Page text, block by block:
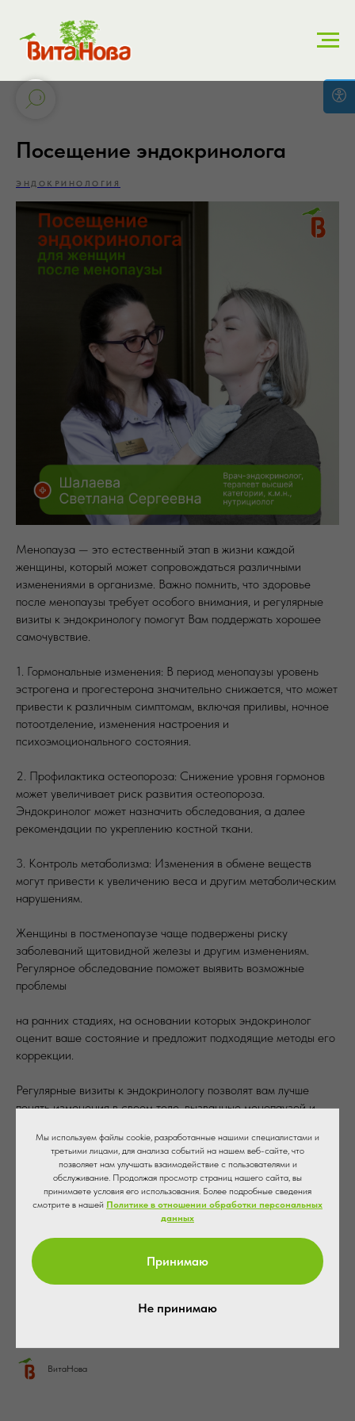
Мы используем файлы cookie, разработанные нашими специалистами и
третьими лицами, для анализа событий на нашем веб-сайте, что
позволяет нам улучшать взаимодействие с пользователями и
обслуживание. Продолжая просмотр страниц нашего сайта, вы
принимаете условия его использования. Более подробные сведения
смотрите в нашей Политике в отношении обработки персональных
данных
Принимаю
Не принимаю
Посещение эндокринолога
ЭНДОКРИНОЛОГИЯ
Менопауза — это естественный этап в жизни каждой
женщины, который может сопровождаться различными
изменениями в организме. Важно помнить, что здоровье
после менопаузы требует особого внимания, и регулярные
визиты к эндокринологу помогут Вам поддержать хорошее
самочувствие.
1. Гормональные изменения: В период менопаузы уровень
эстрогена и прогестерона значительно снижается, что может
привести к различным симптомам, включая приливы, ночное
потоотделение, изменения настроения и
психоэмоционального состояния.
2. Профилактика остеопороза: Снижение уровня гормонов
может увеличивает риск развития остеопороза.
Эндокринолог может назначить обследования, а далее
рекомендации по укреплению костной ткани.
3. Контроль метаболизма: Изменения в обмене веществ
могут привести к увеличению веса и другим метаболическим
нарушениям.
Женщины в постменопаузе чаще подвержены риску
заболеваний щитовидной железы и другим изменениям.
Регулярное обследование поможет выявить возможные
проблемы
на ранних стадиях, на основании которых эндокринолог
оценит ваше состояние и предложит подходящие методы его
коррекции.
Регулярные визиты к эндокринологу позволят вам лучше
понять изменения в своем теле, вызванные менопаузой и
ваша сила!
Онлайн-запись
+7 (8442) 49-51-51
+7 (8442) 59-22-59
+7 (8442) 59-25-25
wa.me/79610887726
ВитаНова